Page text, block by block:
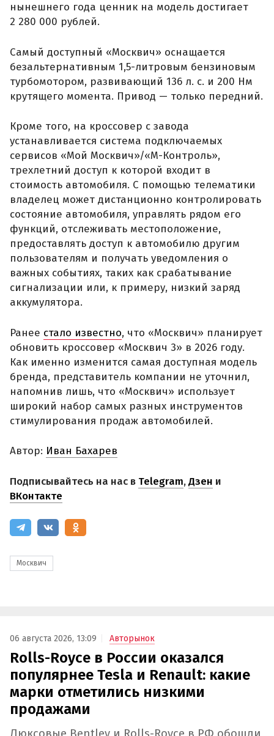
нынешнего года ценник на модель достигает
2 280 000 рублей.
Самый доступный «Москвич» оснащается
безальтернативным 1,5-литровым бензиновым
турбомотором, развивающий 136 л. с. и 200 Нм
крутящего момента. Привод — только передний.
Кроме того, на кроссовер с завода
устанавливается система подключаемых
сервисов «Мой Москвич»/«М-Контроль»,
трехлетний доступ к которой входит в
стоимость автомобиля. С помощью телематики
владелец может дистанционно контролировать
состояние автомобиля, управлять рядом его
функций, отслеживать местоположение,
предоставлять доступ к автомобилю другим
пользователям и получать уведомления о
важных событиях, таких как срабатывание
сигнализации или, к примеру, низкий заряд
аккумулятора.
Ранее стало известно, что «Москвич» планирует
обновить кроссовер «Москвич 3» в 2026 году.
Как именно изменится самая доступная модель
бренда, представитель компании не уточнил,
напомнив лишь, что «Москвич» использует
широкий набор самых разных инструментов
стимулирования продаж автомобилей.
Автор: Иван Бахарев
Подписывайтесь на нас в Telegram,Дзен и
ВКонтакте
Москвич
06 августа 2026, 13:09 Авторынок
Rolls-Royce в России оказался
популярнее Tesla и Renault: какие
марки отметились низкими
продажами